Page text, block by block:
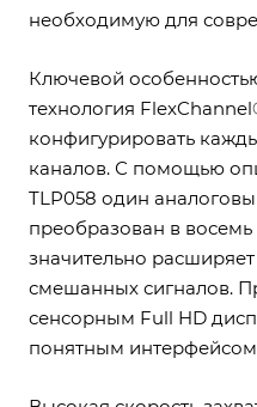
необходимую для
Ключевой
технология
конфигурировать
каналов. С помощью
TLP058 один
преобразован в
значительно
смешанных сигналов.
сенсорным Full HD
понятным